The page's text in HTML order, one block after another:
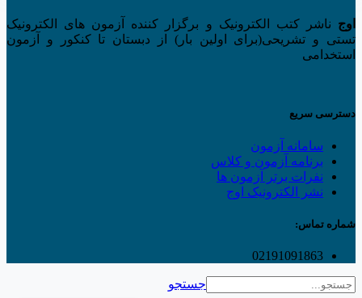
اوج ناشر کتب الکترونیک و برگزار کننده آزمون های الکترونیک
تستی و تشریحی(برای اولین بار) از دبستان تا کنکور و آزمون
استخدامی
دسترسی سریع
سامانه آزمون
برنامه آزمون و کلاس
نفرات برتر آزمون ها
نشر الکترونیک اوج
شماره تماس:
02191091863
جستجو